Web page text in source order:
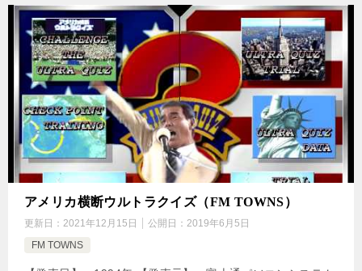
アメリカ横断ウルトラクイズ（FM TOWNS）
更新日： 2021年12月15日 公開日： 2019年6月5日
FM TOWNS